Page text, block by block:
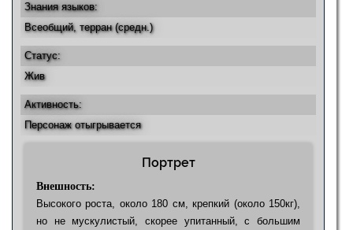
Знания языков:
Всеобщий, терран (средн.)
Статус:
Жив
Активность:
Персонаж отыгрывается
Портрет
Внешность:
Высокого роста, около 180 см, крепкий (около 150кг),
но не мускулистый, скорее упитанный, с большим